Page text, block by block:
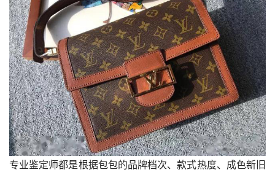
专业鉴定师都是根据包包的品牌档次、款式热度、成色新旧